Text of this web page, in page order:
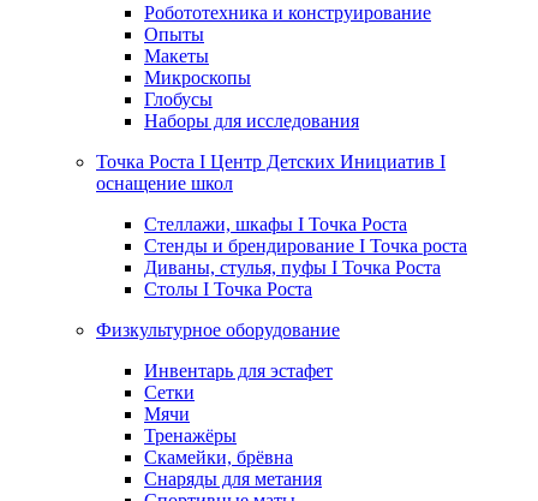
Робототехника и конструирование
Опыты
Макеты
Микроскопы
Глобусы
Наборы для исследования
Точка Роста I Центр Детских Инициатив I
оснащение школ
Стеллажи, шкафы I Точка Роста
Стенды и брендирование I Точка роста
Диваны, стулья, пуфы I Точка Роста
Столы I Точка Роста
Физкультурное оборудование
Инвентарь для эстафет
Сетки
Мячи
Тренажёры
Скамейки, брёвна
Снаряды для метания